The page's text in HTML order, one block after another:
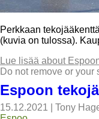
Perkkaan
(kuvia on tulossa).
Lue lisää about
Do not remove or your
Espoon
15.12.2021
Tony